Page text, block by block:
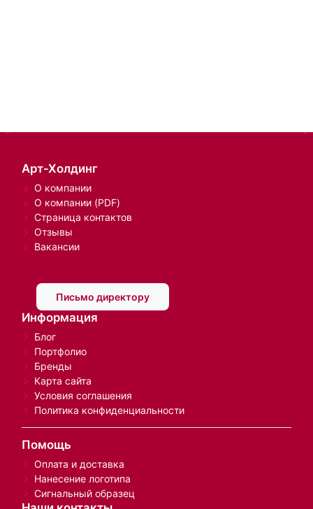
Арт-Холдинг
О компании
О компании (PDF)
Страница контактов
Отзывы
Вакансии
Письмо директору
Информация
Блог
Портфолио
Бренды
Карта сайта
Условия соглашения
Политика конфиденциальности
Помощь
Оплата и доставка
Нанесение логотипа
Сигнальный образец